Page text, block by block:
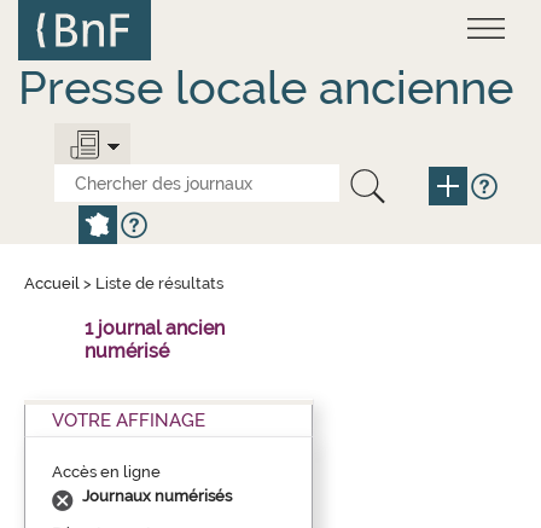
contenu
principal
Presse locale ancienne
Accueil > Liste de résultats
1 journal ancien
numérisé
VOTRE AFFINAGE
Accès en ligne
Journaux numérisés
Panneau de gestion des cookies